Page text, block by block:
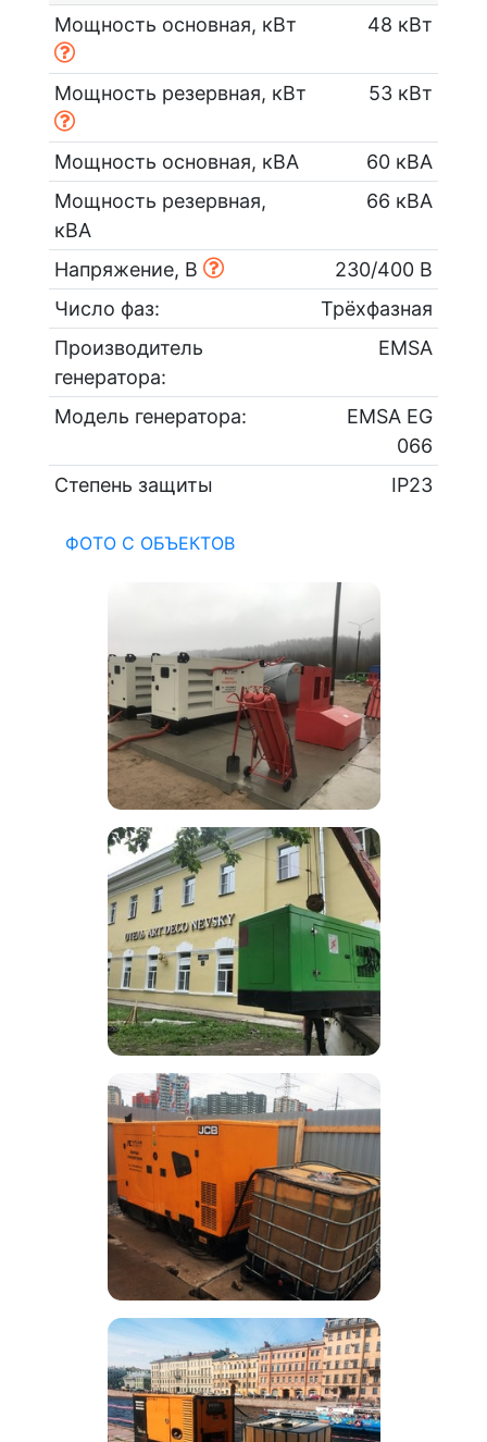
Мощность основная, кВт
48 кВт
Мощность резервная, кВт 53 кВт
Мощность основная, кВА
60 кВА
Мощность резервная,
кВА
66 кВА
Напряжение, В
230/400 В
Число фаз:
Трёхфазная
Производитель
генератора:
EMSA
Модель генератора:
EMSA EG
066
Степень защиты
IP23
ФОТО С ОБЪЕКТОВ